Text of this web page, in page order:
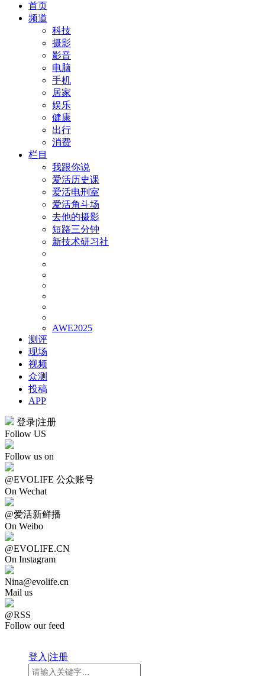
首页
频道
科技
摄影
影音
电脑
手机
居家
娱乐
健康
出行
消费
栏目
我跟你说
爱活历史课
爱活电刑室
爱活角斗场
去他的摄影
短路三分钟
新技术研习社
AWE2025
测评
现场
视频
众测
投稿
APP
登录|注册
Follow US
Follow us on
@EVOLIFE 公众账号
On Wechat
@爱活新鲜播
On Weibo
@EVOLIFE.CN
On Instagram
Nina@evolife.cn
Mail us
@RSS
Follow our feed
登入|注册